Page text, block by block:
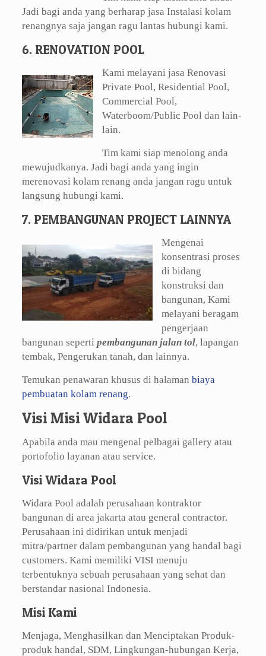
Jadi bagi anda yang berharap jasa Instalasi kolam
renangnya saja jangan ragu lantas hubungi kami.
6. RENOVATION POOL
Kami melayani jasa Renovasi
Private Pool, Residential Pool,
Commercial Pool,
Waterboom/Public Pool dan lain-
lain.
Tim kami siap menolong anda
mewujudkanya. Jadi bagi anda yang ingin
merenovasi kolam renang anda jangan ragu untuk
langsung hubungi kami.
7. PEMBANGUNAN PROJECT LAINNYA
Mengenai
konsentrasi proses
di bidang
konstruksi dan
bangunan, Kami
melayani beragam
pengerjaan
bangunan seperti pembangunan jalan tol, lapangan
tembak, Pengerukan tanah, dan lainnya.
Temukan penawaran khusus di halaman biaya
pembuatan kolam renang.
Visi Misi Widara Pool
Apabila anda mau mengenal pelbagai gallery atau
portofolio layanan atau service.
Visi Widara Pool
Widara Pool adalah perusahaan kontraktor
bangunan di area jakarta atau general contractor.
Perusahaan ini didirikan untuk menjadi
mitra/partner dalam pembangunan yang handal bagi
customers. Kami memiliki VISI menuju
terbentuknya sebuah perusahaan yang sehat dan
berstandar nasional Indonesia.
Misi Kami
Menjaga, Menghasilkan dan Menciptakan Produk-
produk handal, SDM, Lingkungan-hubungan Kerja,